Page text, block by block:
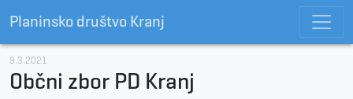
Planinsko društvo Kranj
9.3.2021
Občni zbor PD Kranj